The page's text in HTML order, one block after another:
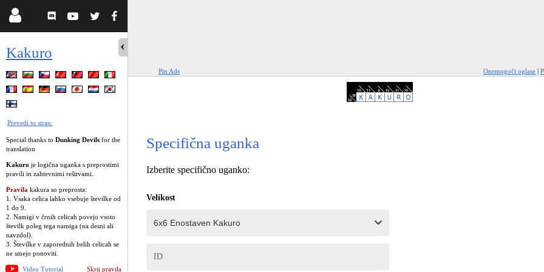
Kakuro
Prevedi to stran.
Special thanks to Dunking Devils for the
translation
Kakuro je logična uganka s preprostimi
pravili in zahtevnimi rešitvami.
Pravila kakura so preprosta:
1. Vsaka celica lahko vsebuje številke od
1 do 9.
2. Namigi v črnih celicah povejo vsoto
številk poleg tega namiga (na desni ali
navzdol).
3. Številke v zaporednih belih celicah se
ne smejo ponoviti.
Video Tutorial Skrij pravila
Pin Ads Onemogoči oglase |
Specifična uganka
Izberite specifično uganko:
Velikost
ID